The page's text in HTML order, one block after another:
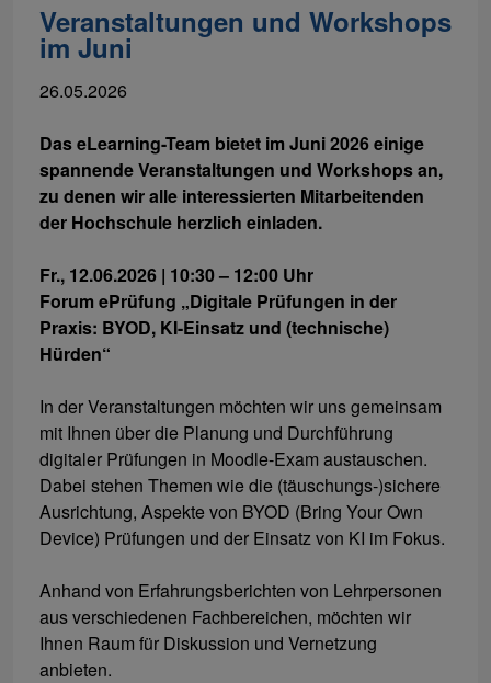
Veranstaltungen und Workshops
im Juni
26.05.2026
Das eLearning-Team bietet im Juni 2026 einige
spannende Veranstaltungen und Workshops an,
zu denen wir alle interessierten Mitarbeitenden
der Hochschule herzlich einladen.
Fr., 12.06.2026 | 10:30 – 12:00 Uhr
Forum ePrüfung „Digitale Prüfungen in der
Praxis: BYOD, KI-Einsatz und (technische)
Hürden“
In der Veranstaltungen möchten wir uns gemeinsam
mit Ihnen über die Planung und Durchführung
digitaler Prüfungen in Moodle-Exam austauschen.
Dabei stehen Themen wie die (täuschungs-)sichere
Ausrichtung, Aspekte von BYOD (Bring Your Own
Device) Prüfungen und der Einsatz von KI im Fokus.
Anhand von Erfahrungsberichten von Lehrpersonen
aus verschiedenen Fachbereichen, möchten wir
Ihnen Raum für Diskussion und Vernetzung
anbieten.